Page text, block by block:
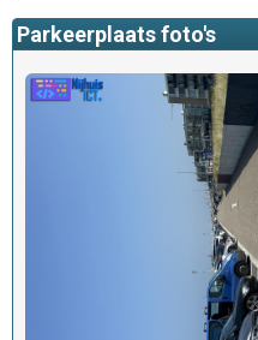
Parkeerplaats foto's